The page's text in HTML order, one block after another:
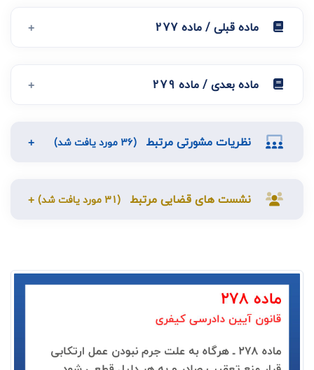
ماده قبلی / ماده 277
ماده بعدی / ماده 279
نظریات مشورتی مرتبط (36 مورد یافت شد)
نشست های قضایی مرتبط (31 مورد یافت شد)